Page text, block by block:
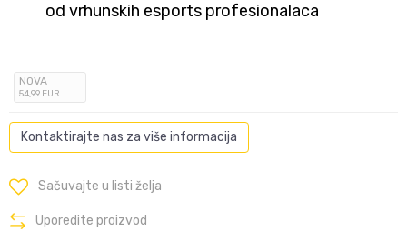
od vrhunskih esports profesionalaca
NOVA
54,99 EUR
Kontaktirajte nas za više informacija
Sačuvajte u listi želja
Uporedite proizvod